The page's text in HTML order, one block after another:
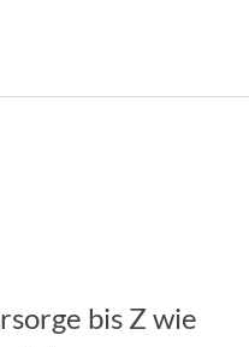
bis Z wie